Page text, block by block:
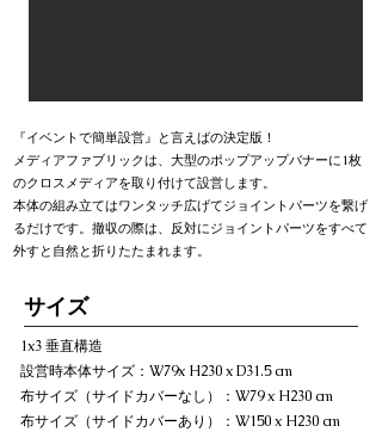
『イベントで簡単設営』と言えばの決定版！
メディアファブリックは、大型のポップアップバナーに1枚
のクロスメディアを取り付けて設営します。
本体の組み立てはワンタッチ広げてジョイントパーツを繋げ
るだけです。撤収の際は、反対にジョイントパーツをすべて
外すと自然と折りたたまれます。
​サイズ
1x3 垂直構造
設営時本体サイズ：W79x H230 x D31.5 cm
布サイズ（サイドカバーなし）：W79 x H230 cm
布サイズ（サイドカバーあり）：W150 x H230 cm